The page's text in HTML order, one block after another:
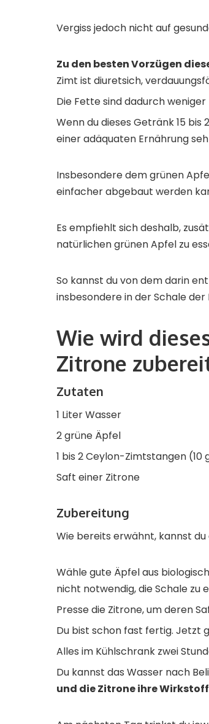
Vergiss jedoch nicht auf
Zu den besten Vorzügen
Zimt ist diuretsich,
Die Fette sind dadurch
Wenn du dieses Getränk 15
einer adäquaten Ernährung
Insbesondere dem grünen
einfacher abgebaut werden
Es empfiehlt sich deshalb,
natürlichen grünen Apfel zu
So kannst du von dem darin
insbesondere in der Schale
Wie wird
Zitrone
Zutaten
1 Liter Wasser
2 grüne Äpfel
1 bis 2 Ceylon-Zimtstangen (10
Saft einer Zitrone
Zubereitung
Wie bereits erwähnt, kannst
Wähle gute Äpfel aus
nicht notwendig, die Schale zu
Presse die Zitrone, um deren
Du bist schon fast fertig. Jetzt
Alles im Kühlschrank zwei
Du kannst das Wasser nach
und die Zitrone ihre